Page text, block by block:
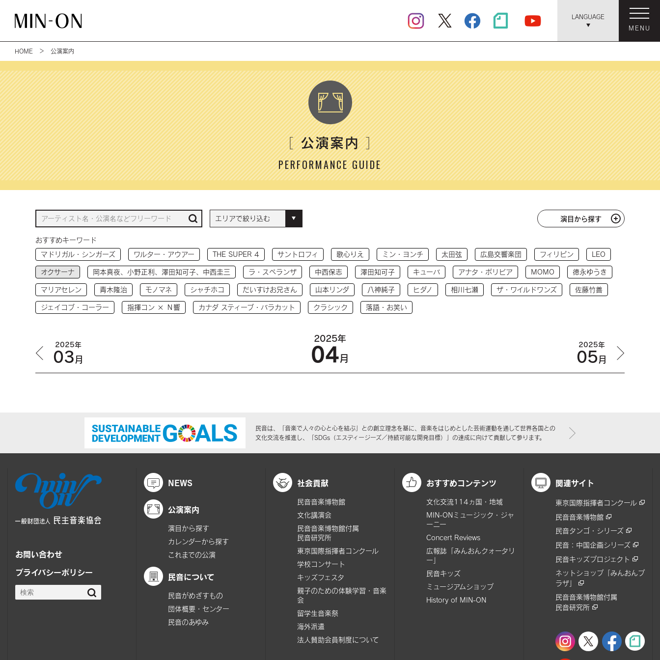
LANGUAGE
MENU
HOME ＞ 公演案内
［公演案内］
PERFORMANCE GUIDE
演目から探す
おすすめキーワード
マドリガル・シンガーズ
ワルター・アウアー THE SUPER 4 サントロフィ 歌心りえ ミン・ヨンチ 太田弦 広島交響楽団 フィリピン LEO
オクサーナ 岡本真夜、小野正利、澤田知可子、中西圭三 ラ・スペランザ 中西保志 澤田知可子 キューバ アナタ・ボリビア MOMO 徳永ゆうき
マリアセレン 青木隆治 モノマネ シャチホコ だいすけお兄さん 山本リンダ 八神純子 ヒダノ 相川七瀬 ザ・ワイルドワンズ 佐藤竹善
ジェイコブ・コーラー 指揮コン × Ｎ響 カナダ スティーブ・バラカット クラシック 落語・お笑い
2025年
03月
2025年
04月
2025年
05月
民音は、「音楽で人々の心と心を結ぶ」との創立理念を基に、音楽をはじめとした芸術運動を通して世界各国との
文化交流を推進し、「SDGs（エスディージーズ／持続可能な開発目標）」の達成に向けて貢献して参ります。
お問い合わせ
プライバシーポリシー
NEWS
公演案内
演目から探す
カレンダーから探す
これまでの公演
民音について
民音がめざすもの
団体概要・センター
民音のあゆみ
社会貢献
民音音楽博物館
文化講演会
民音音楽博物館付属
民音研究所
東京国際指揮者コンクール
学校コンサート
キッズフェスタ
親子のための体験学習・音楽
会
留学生音楽祭
海外派遣
法人賛助会員制度について
おすすめコンテンツ
文化交流114ヵ国・地域
MIN-ONミュージック・ジャ
ーニー
Concert Reviews
広報誌「みんおんクォータリ
ー」
民音キッズ
ミュージアムショップ
History of MIN-ON
関連サイト
東京国際指揮者コンクール
民音音楽博物館
民音タンゴ・シリーズ
民音：中国企画シリーズ
民音キッズプロジェクト
ネットショップ「みんおんプ
ラザ」
民音音楽博物館付属
民音研究所